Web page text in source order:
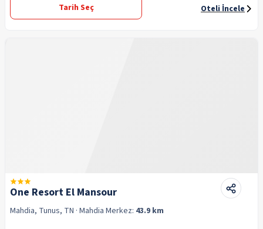
Tarih Seç
Oteli İncele
One Resort El Mansour
Mahdia, Tunus, TN · Mahdia Merkez: 43.9 km